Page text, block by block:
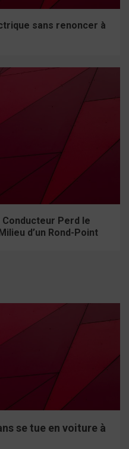
sans renoncer à
Perd le
d’un Rond-Point
se tue en voiture à